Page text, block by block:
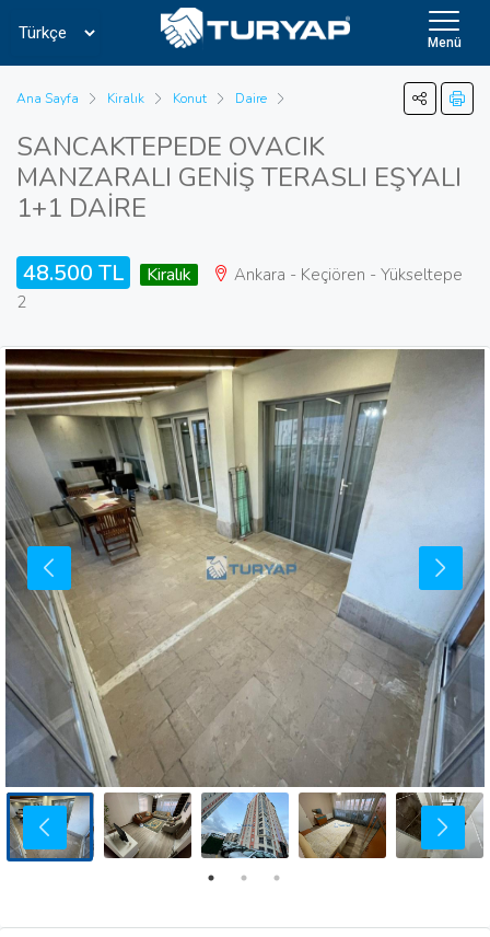
Menü
Ana Sayfa Kiralık Konut Daire
SANCAKTEPEDE OVACIK
MANZARALI GENİŞ TERASLI EŞYALI
1+1 DAİRE
48.500 TL Kiralık
Ankara - Keçiören - Yükseltepe
2